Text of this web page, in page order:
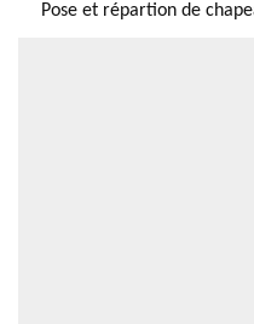
Pose et répartion de